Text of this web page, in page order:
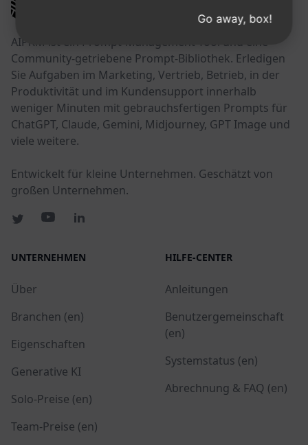
AIPRM ist ein Prompt-Management-Tool und eine
Community-getriebene Prompt-Bibliothek. Erledigen
Sie Aufgaben im Marketing, Vertrieb, Betrieb, in der
Produktivität und im Kundensupport innerhalb
weniger Minuten mit gebrauchsfertigen Prompts für
ChatGPT, Claude, Gemini, Midjourney, GPT Image und
viele weitere.
Entwickelt für kleine Unternehmen. Geschätzt von
großen Unternehmen.
UNTERNEHMEN
Über
Branchen (en)
Eigenschaften
Generative KI
Solo-Preise (en)
Team-Preise (en)
HILFE-CENTER
Anleitungen
Benutzergemeinschaft
(en)
Systemstatus (en)
Abrechnung & FAQ (en)
Go away, box!